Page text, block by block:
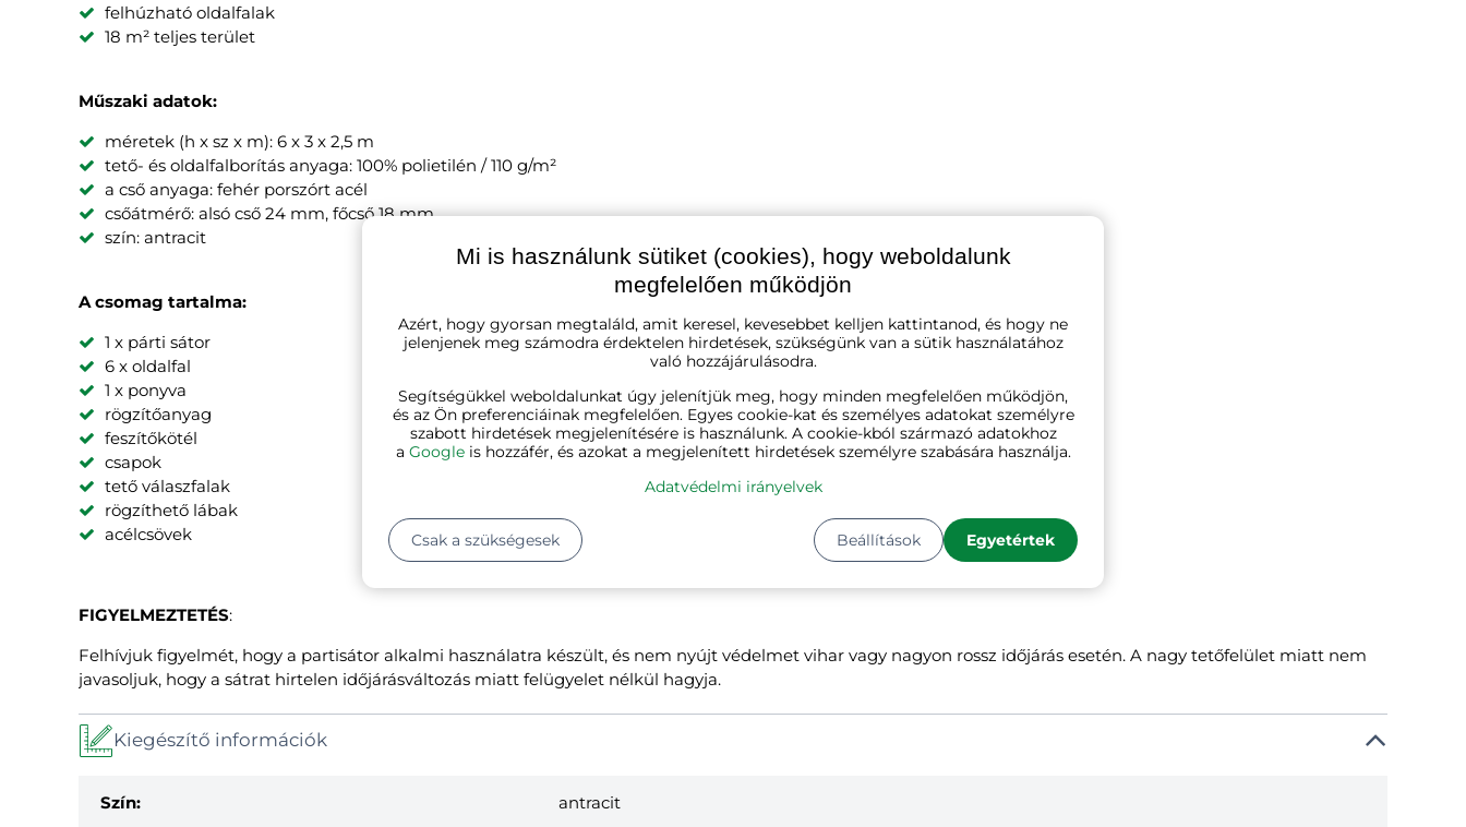
felhúzható oldalfalak
18 m² teljes terület
Műszaki adatok:
méretek (h x sz x m): 6 x 3 x 2,5 m
tető- és oldalfalborítás anyaga: 100% polietilén / 110 g/m²
a cső anyaga: fehér porszórt acél
csőátmérő: alsó cső 24 mm, főcső 18 mm
szín: antracit
A csomag tartalma:
1 x párti sátor
6 x oldalfal
1 x ponyva
rögzítőanyag
feszítőkötél
csapok
tető válaszfalak
rögzíthető lábak
acélcsövek
FIGYELMEZTETÉS:
Felhívjuk figyelmét, hogy a partisátor alkalmi használatra készült, és nem nyújt védelmet vihar vagy nagyon rossz időjárás esetén. A nagy tetőfelület miatt nem
javasoljuk, hogy a sátrat hirtelen időjárásváltozás miatt felügyelet nélkül hagyja.
Kiegészítő információk
Szín: antracit
Mi is használunk sütiket (cookies), hogy weboldalunk
megfelelően működjön
Azért, hogy gyorsan megtaláld, amit keresel, kevesebbet kelljen kattintanod, és hogy ne
jelenjenek meg számodra érdektelen hirdetések, szükségünk van a sütik használatához
való hozzájárulásodra.
Segítségükkel weboldalunkat úgy jelenítjük meg, hogy minden megfelelően működjön,
és az Ön preferenciáinak megfelelően. Egyes cookie-kat és személyes adatokat személyre
szabott hirdetések megjelenítésére is használunk. A cookie-kból származó adatokhoz
a Googleis hozzáfér, és azokat a megjelenített hirdetések személyre szabására használja.
Adatvédelmi irányelvek
Beállítások Egyetértek
Csak a szükségesek